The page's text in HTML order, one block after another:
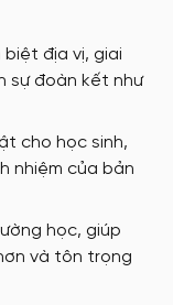
biệt địa vị, giai
sự đoàn kết như
cho học sinh,
nhiệm của bản
học, giúp
và tôn trọng